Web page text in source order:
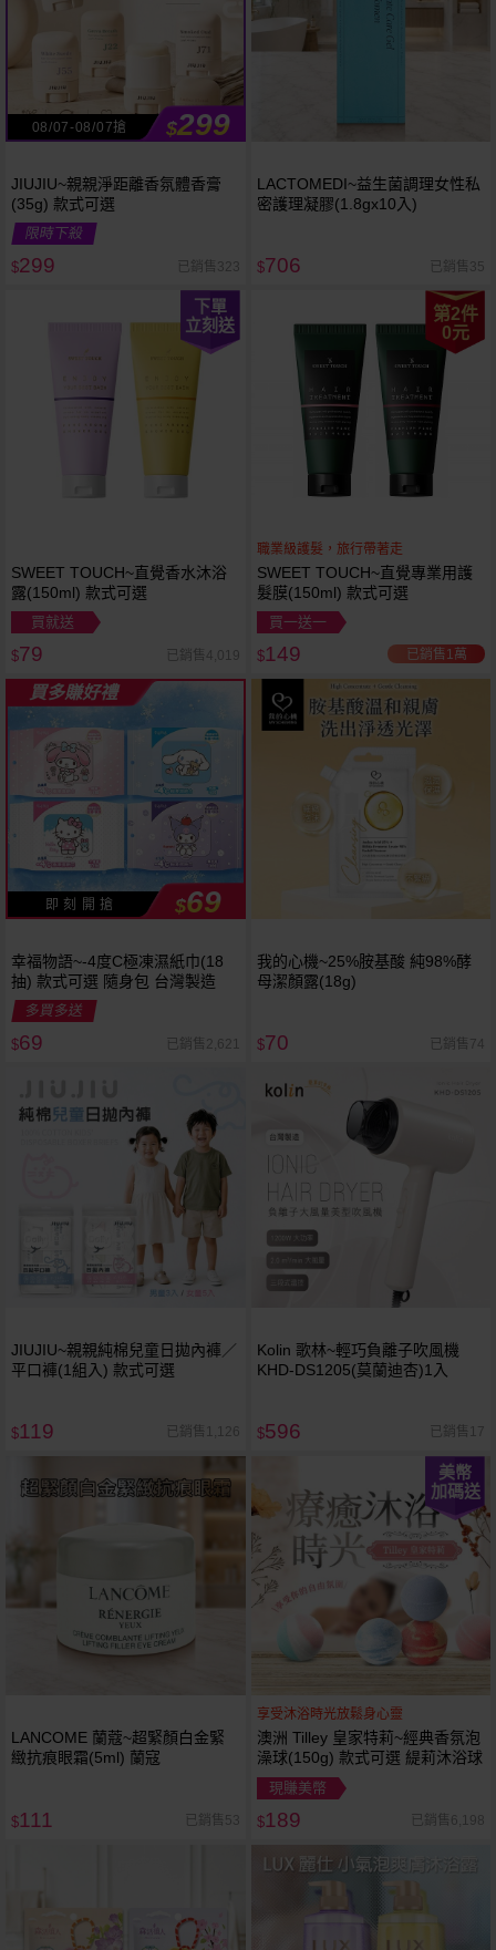
08/07-08/07搶 $299
JIUJIU~親親淨距離香氛體香膏
(35g) 款式可選
限時下殺
$299 已銷售323
LACTOMEDI~益生菌調理女性私
密護理凝膠(1.8gx10入)
$706 已銷售35
下單
立刻送
SWEET TOUCH~直覺香水沐浴
露(150ml) 款式可選
買就送
$79 已銷售4,019
第2件
0元
職業級護髮，旅行帶著走
SWEET TOUCH~直覺專業用護
髮膜(150ml) 款式可選
買一送一
$149 已銷售1萬
買多賺好禮
即 刻 開 搶 $69
幸福物語~-4度C極凍濕紙巾(18
抽) 款式可選 隨身包 台灣製造
多買多送
$69 已銷售2,621
我的心機~25%胺基酸 純98%酵
母潔顏露(18g)
$70 已銷售74
JIUJIU~親親純棉兒童日拋內褲／
平口褲(1組入) 款式可選
$119 已銷售1,126
Kolin 歌林~輕巧負離子吹風機
KHD-DS1205(莫蘭迪杏)1入
$596 已銷售17
LANCOME 蘭蔻~超緊顏白金緊
緻抗痕眼霜(5ml) 蘭寇
$111 已銷售53
美幣
加碼送
享受沐浴時光放鬆身心靈
澳洲 Tilley 皇家特莉~經典香氛泡
澡球(150g) 款式可選 緹莉沐浴球
現賺美幣
$189 已銷售6,198